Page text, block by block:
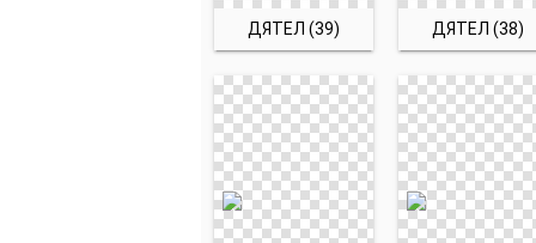
ДЯТЕЛ (39) ДЯТЕЛ (38)